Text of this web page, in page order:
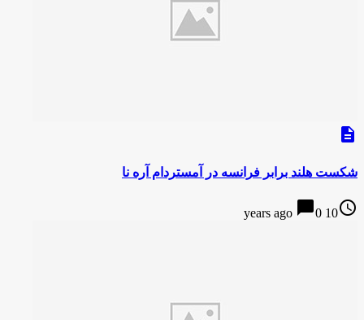
description
شکست هلند برابر فرانسه در آمستردام آره نا
access_time
10 years ago
chat_bubble0